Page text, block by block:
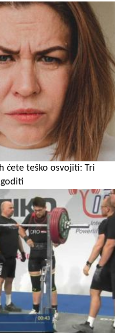
ćete teško osvojiti: Tri